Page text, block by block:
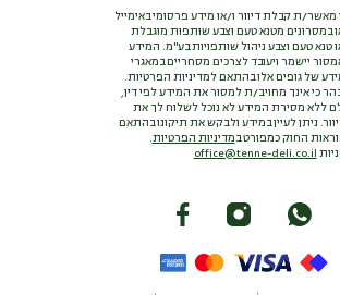
מאשר/ת קבלת דיוור ו/או מידע פרסומי באימייל
במסרונים מטנא טעם וצבע שותפות מוגבלת
טנא טעם וצבע ניהול שותפויות בע"מ. המידע
יישמר ויעובד לצרכים מסחריים במאגרי
של גופים אלו בהתאם למדיניות הפרטיות.
כי אינך מחויב/ת למסור את המידע לפי דין,
ללא מסירת המידע לא נוכל לשלוח לך את
ניתן לעיין במידע ולבקש את תיקונו בהתאם
החוק כמפורט במדיניות הפרטיות.
office@tenne-deli.co.il